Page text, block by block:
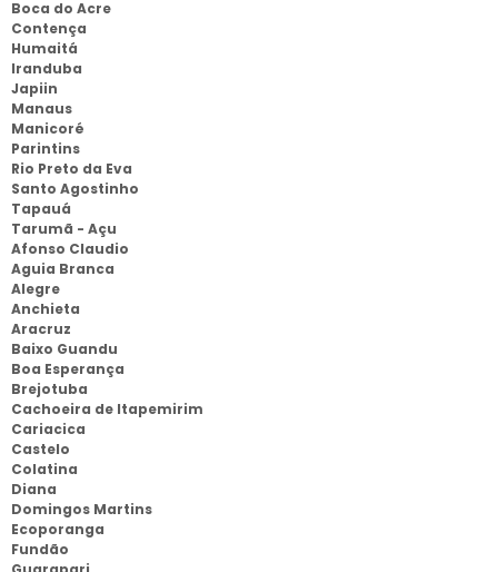
Boca do Acre
Contença
Humaitá
Iranduba
Japiin
Manaus
Manicoré
Parintins
Rio Preto da Eva
Santo Agostinho
Tapauá
Tarumã - Açu
Afonso Claudio
Aguia Branca
Alegre
Anchieta
Aracruz
Baixo Guandu
Boa Esperança
Brejotuba
Cachoeira de Itapemirim
Cariacica
Castelo
Colatina
Diana
Domingos Martins
Ecoporanga
Fundão